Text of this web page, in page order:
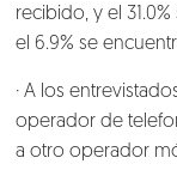
recibido, y el
el 6.9% se
· A los
operador de
a otro operador